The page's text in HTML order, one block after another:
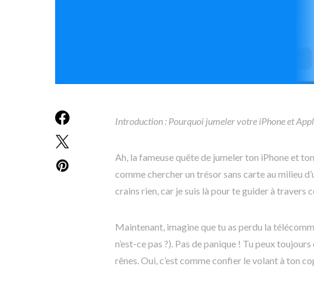
Introduction : Pourquoi jumeler votre iPhone et
Ah, la fameuse quête de jumeler ton iPhone et
comme chercher un trésor sans carte au milieu
crains rien, car je suis là pour te guider à travers
Maintenant, imagine que tu as perdu la
n’est-ce pas ?). Pas de panique ! Tu peux
rênes. Oui, c’est comme confier le volant à ton